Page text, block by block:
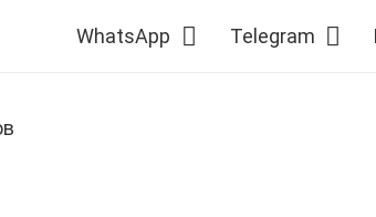
WhatsApp Telegram